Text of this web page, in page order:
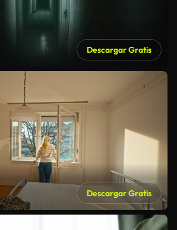
Descargar Gratis
Descargar Gratis